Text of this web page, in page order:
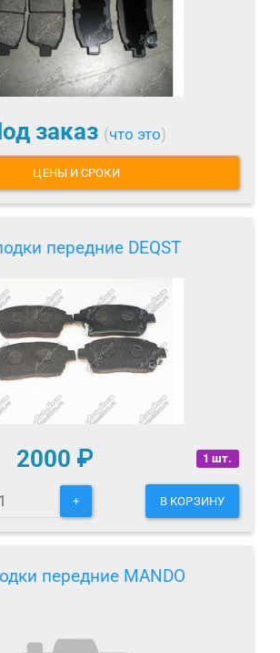
заказ (что это)
ЦЕНЫ И СРОКИ
передние DEQST
1 шт.
2000 ₽
+ В КОРЗИНУ
передние MANDO